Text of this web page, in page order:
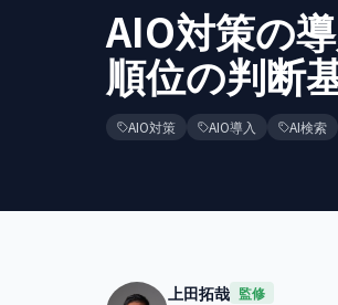
AIO対策の
順位の判断
AIO対策 AIO導入 AI検索
上田拓哉 監修